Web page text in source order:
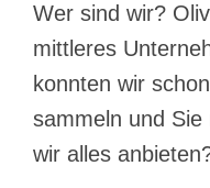
Wer sind wir?
mittleres
konnten wir
sammeln und
wir alles